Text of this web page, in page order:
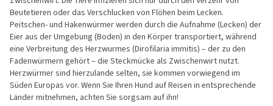
Beutetieren oder das Verschlucken von Flöhen beim Lecken.
Peitschen- und Hakenwürmer werden durch die Aufnahme (Lecken) der
Eier aus der Umgebung (Boden) in den Körper transportiert, während
eine Verbreitung des Herzwurmes (Dirofilaria immitis) – der zu den
Fadenwürmern gehört – die Steckmücke als Zwischenwirt nutzt.
Herzwürmer sind hierzulande selten, sie kommen vorwiegend im
Süden Europas vor. Wenn Sie Ihren Hund auf Reisen in entsprechende
Länder mitnehmen, achten Sie sorgsam auf ihn!